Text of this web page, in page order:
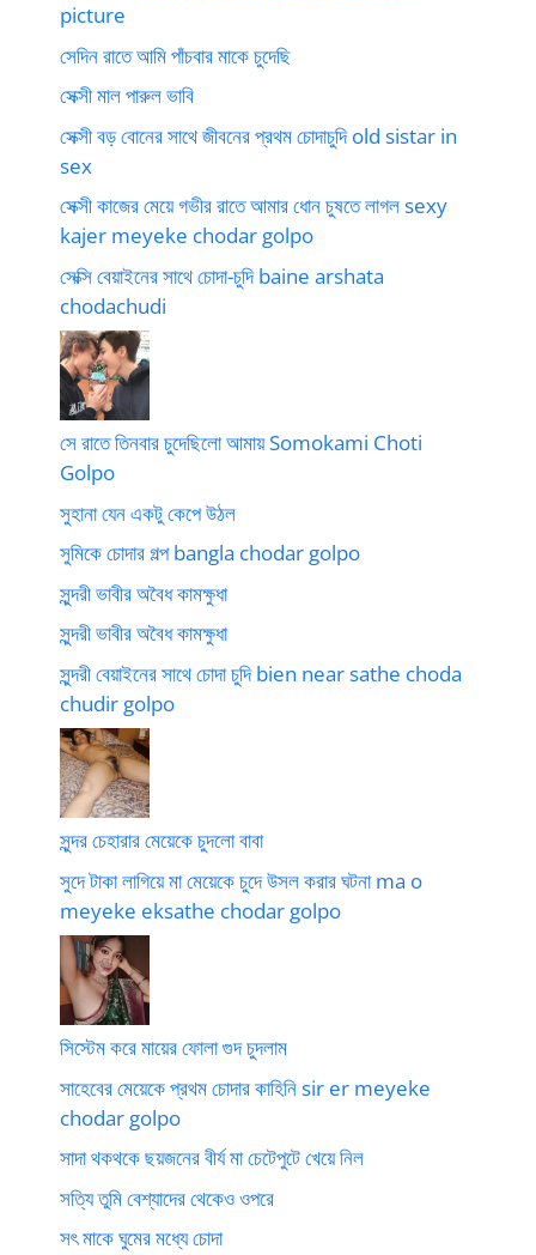
picture
সেদিন রাতে আমি পাঁচবার মাকে চুদেছি
সেক্সী মাল পারুল ভাবি
সেক্সী বড় বোনের সাথে জীবনের প্রথম চোদাচুদি old sistar in
sex
সেক্সী কাজের মেয়ে গভীর রাতে আমার ধোন চুষতে লাগল sexy
kajer meyeke chodar golpo
সেক্সি বেয়াইনের সাথে চোদা-চুদি baine arshata
chodachudi
সে রাতে তিনবার চুদেছিলো আমায় Somokami Choti
Golpo
সুহানা যেন একটু কেপে উঠল
সুমিকে চোদার গল্প bangla chodar golpo
সুন্দরী ভাবীর অবৈধ কামক্ষুধা
সুন্দরী ভাবীর অবৈধ কামক্ষুধা
সুন্দরী বেয়াইনের সাথে চোদা চুদি bien near sathe choda
chudir golpo
সুন্দর চেহারার মেয়েকে চুদলো বাবা
সুদে টাকা লাগিয়ে মা মেয়েকে চুদে উসল করার ঘটনা ma o
meyeke eksathe chodar golpo
সিস্টেম করে মায়ের ফোলা গুদ চুদলাম
সাহেবের মেয়েকে প্রথম চোদার কাহিনি sir er meyeke
chodar golpo
সাদা থকথকে ছয়জনের বীর্য মা চেটেপুটে খেয়ে নিল
সত্যি তুমি বেশ্যাদের থেকেও ওপরে
সৎ মাকে ঘুমের মধ্যে চোদা